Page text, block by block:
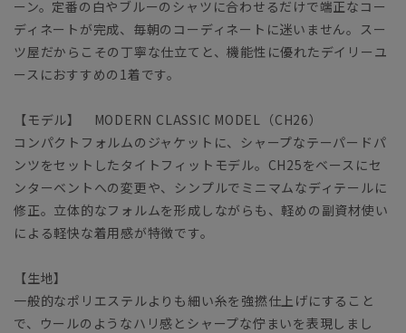
ーン。定番の白やブルーのシャツに合わせるだけで端正なコー
ディネートが完成、毎朝のコーディネートに迷いません。スー
ツ屋だからこその丁寧な仕立てと、機能性に優れたデイリーユ
ースにおすすめの1着です。
【モデル】 MODERN CLASSIC MODEL（CH26）
コンパクトフォルムのジャケットに、シャープなテーパードパ
ンツをセットしたタイトフィットモデル。CH25をベースにセ
ンターベントへの変更や、シンプルでミニマムなディテールに
修正。立体的なフォルムを形成しながらも、軽めの副資材使い
による軽快な着用感が特徴です。
【生地】
一般的なポリエステルよりも細い糸を強撚仕上げにすること
で、ウールのようなハリ感とシャープな佇まいを表現しまし